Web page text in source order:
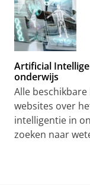
Artificial
onderwijs
Alle
websites over
intelligentie in
zoeken naar